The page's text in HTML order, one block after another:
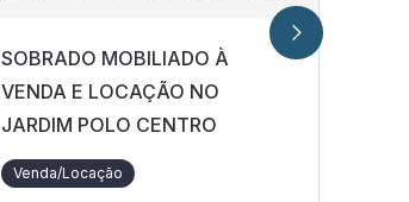
SOBRADO MOBILIADO À
VENDA E LOCAÇÃO NO
JARDIM POLO CENTRO
Venda/Locação